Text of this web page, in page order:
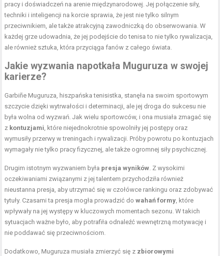
pracy i doświadczeń na arenie międzynarodowej. Jej połączenie siły,
techniki i inteligencji na korcie sprawia, że jest nie tylko silnym
przeciwnikiem, ale także atrakcyjną zawodniczką do obserwowania. W
każdej grze udowadnia, że jej podejście do tenisa to nie tylko rywalizacja,
ale również sztuka, która przyciąga fanów z całego świata.
Jakie wyzwania napotkała Muguruza w swojej
karierze?
Garbiñe Muguruza, hiszpańska tenisistka, stanęła na swoim sportowym
szczycie dzięki wytrwałości i determinacji, ale jej droga do sukcesu nie
była wolna od wyzwań. Jak wielu sportowców, i ona musiała zmagać się
z kontuzjami, które niejednokrotnie spowolniły jej postępy oraz
wymusiły przerwy w treningach i rywalizacji. Próby powrotu po kontuzjach
wymagały nie tylko pracy fizycznej, ale także ogromnej siły psychicznej.
Drugim istotnym wyzwaniem była presja wyników. Z wysokimi
oczekiwaniami związanymi z jej talentem przychodziła również
nieustanna presja, aby utrzymać się w czołówce rankingu oraz zdobywać
tytuły. Czasami ta presja mogła prowadzić dowahań formy, które
wpływały na jej występy w kluczowych momentach sezonu. W takich
sytuacjach ważne było, aby potrafiła odnaleźć wewnętrzną motywację i
nie poddawać się przeciwnościom.
Dodatkowo, Muguruza musiała zmierzyć się z zbiorowymi